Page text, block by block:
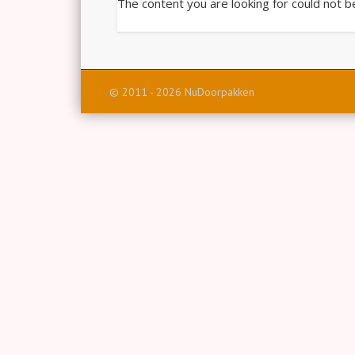
The content you are looking for could not
© 2011 - 2026 NuDoorpakken